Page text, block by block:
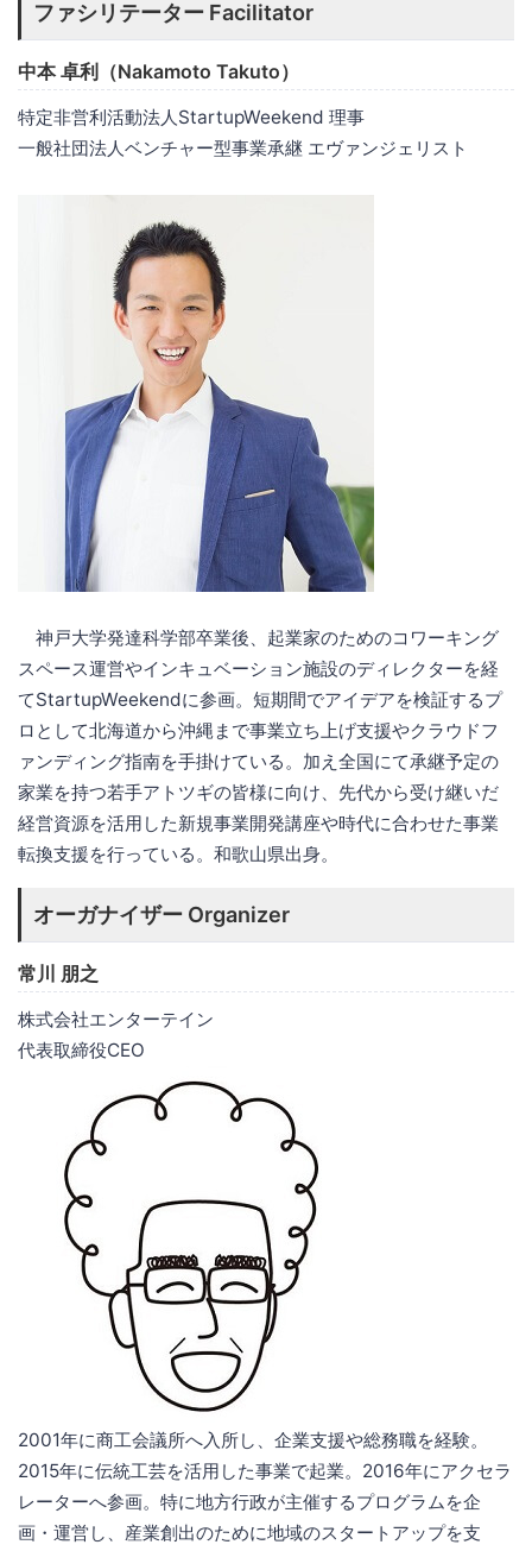
ファシリテーター Facilitator
中本 卓利（Nakamoto Takuto）
特定非営利活動法人StartupWeekend 理事
一般社団法人ベンチャー型事業承継 エヴァンジェリスト
神戸大学発達科学部卒業後、起業家のためのコワーキング
スペース運営やインキュベーション施設のディレクターを経
てStartupWeekendに参画。短期間でアイデアを検証するプ
ロとして北海道から沖縄まで事業立ち上げ支援やクラウドフ
ァンディング指南を手掛けている。加え全国にて承継予定の
家業を持つ若手アトツギの皆様に向け、先代から受け継いだ
経営資源を活用した新規事業開発講座や時代に合わせた事業
転換支援を行っている。和歌山県出身。
オーガナイザー Organizer
常川 朋之
株式会社エンターテイン
代表取締役CEO
2001年に商工会議所へ入所し、企業支援や総務職を経験。
2015年に伝統工芸を活用した事業で起業。2016年にアクセラ
レーターへ参画。特に地方行政が主催するプログラムを企
画・運営し、産業創出のために地域のスタートアップを支